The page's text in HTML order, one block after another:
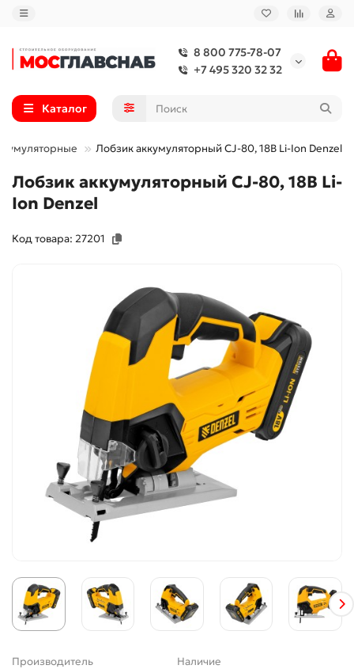
8 800 775-78-07
+7 495 320 32 32
Каталог
Лобзик аккумуляторный CJ-80, 18В Li-Ion Denzel
Лобзик аккумуляторный CJ-80, 18В Li-
Ion Denzel
Код товара: 27201
Производитель Наличие